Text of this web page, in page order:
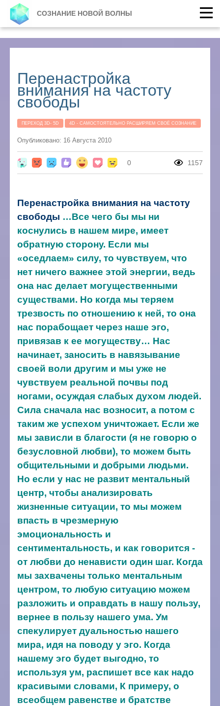
СОЗНАНИЕ НОВОЙ ВОЛНЫ
Перенастройка
внимания на частоту
свободы
ПЕРЕХОД 3D- 5D 4D - САМОСТОЯТЕЛЬНО РАСШИРЯЕМ СВОЁ СОЗНАНИЕ
Опубликовано: 16 Августа 2010
0 1157
Перенастройка внимания на частоту
свободы …Все чего бы мы ни
коснулись в нашем мире, имеет
обратную сторону. Если мы
«оседлаем» силу, то чувствуем, что
нет ничего важнее этой энергии, ведь
она нас делает могущественными
существами. Но когда мы теряем
трезвость по отношению к ней, то она
нас порабощает через наше эго,
привязав к ее могуществу… Нас
начинает, заносить в навязывание
своей воли другим и мы уже не
чувствуем реальной почвы под
ногами, осуждая слабых духом людей.
Сила сначала нас возносит, а потом с
таким же успехом уничтожает. Если же
мы зависли в благости (я не говорю о
безусловной любви), то можем быть
общительными и добрыми людьми.
Но если у нас не развит ментальный
центр, чтобы анализировать
жизненные ситуации, то мы можем
впасть в чрезмерную
эмоциональность и
сентиментальность, и как говорится -
от любви до ненависти один шаг. Когда
мы захвачены только ментальным
центром, то любую ситуацию можем
разложить и оправдать в нашу пользу,
вернее в пользу нашего ума. Ум
спекулирует дуальностью нашего
мира, идя на поводу у эго. Когда
нашему эго будет выгодно, то
используя ум, распишет все как надо
красивыми словами, К примеру, о
всеобщем равенстве и братстве